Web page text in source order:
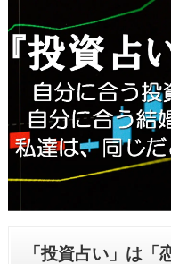
「投資占い」は「